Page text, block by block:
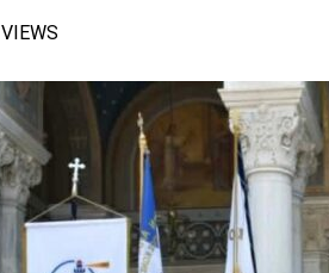
VIEWS